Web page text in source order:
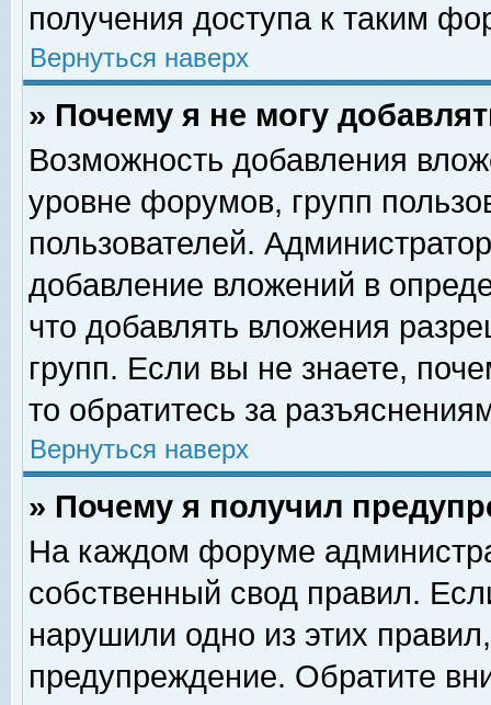
получения доступа к таким
Вернуться наверх
» Почему я не могу
Возможность добавления
уровне форумов, групп
пользователей.
добавление вложений в
что добавлять вложения
групп. Если вы не знаете,
то обратитесь за
Вернуться наверх
» Почему я получил
На каждом форуме
собственный свод правил.
нарушили одно из этих
предупреждение. Обратите